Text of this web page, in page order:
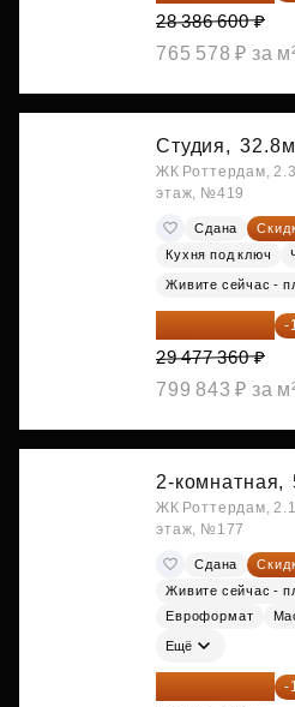
28 386 600 ₽
765 578 ₽ за
Студия,
ЖК Роттердам, 2.3
этаж, №419
Сдана
Кухня под ключ
Живите сейчас -
26 234 850 ₽ -
29 477 360 ₽
799 843 ₽ за
2-комнатная,
ЖК Роттердам, 2.1
этаж, №177
Сдана
Живите сейчас -
Евроформат
Ещё
30 817 928 ₽ -